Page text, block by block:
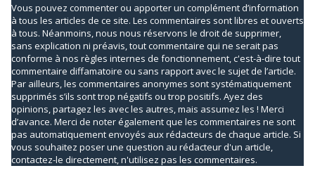
Vous pouvez commenter ou apporter un complément d’information
à tous les articles de ce site. Les commentaires sont libres et ouverts
à tous. Néanmoins, nous nous réservons le droit de supprimer,
sans explication ni préavis, tout commentaire qui ne serait pas
conforme à nos règles internes de fonctionnement, c'est-à-dire tout
commentaire diffamatoire ou sans rapport avec le sujet de l’article.
Par ailleurs, les commentaires anonymes sont systématiquement
supprimés s’ils sont trop négatifs ou trop positifs. Ayez des
opinions, partagez les avec les autres, mais assumez les ! Merci
d’avance. Merci de noter également que les commentaires ne sont
pas automatiquement envoyés aux rédacteurs de chaque article. Si
vous souhaitez poser une question au rédacteur d'un article,
contactez-le directement, n'utilisez pas les commentaires.